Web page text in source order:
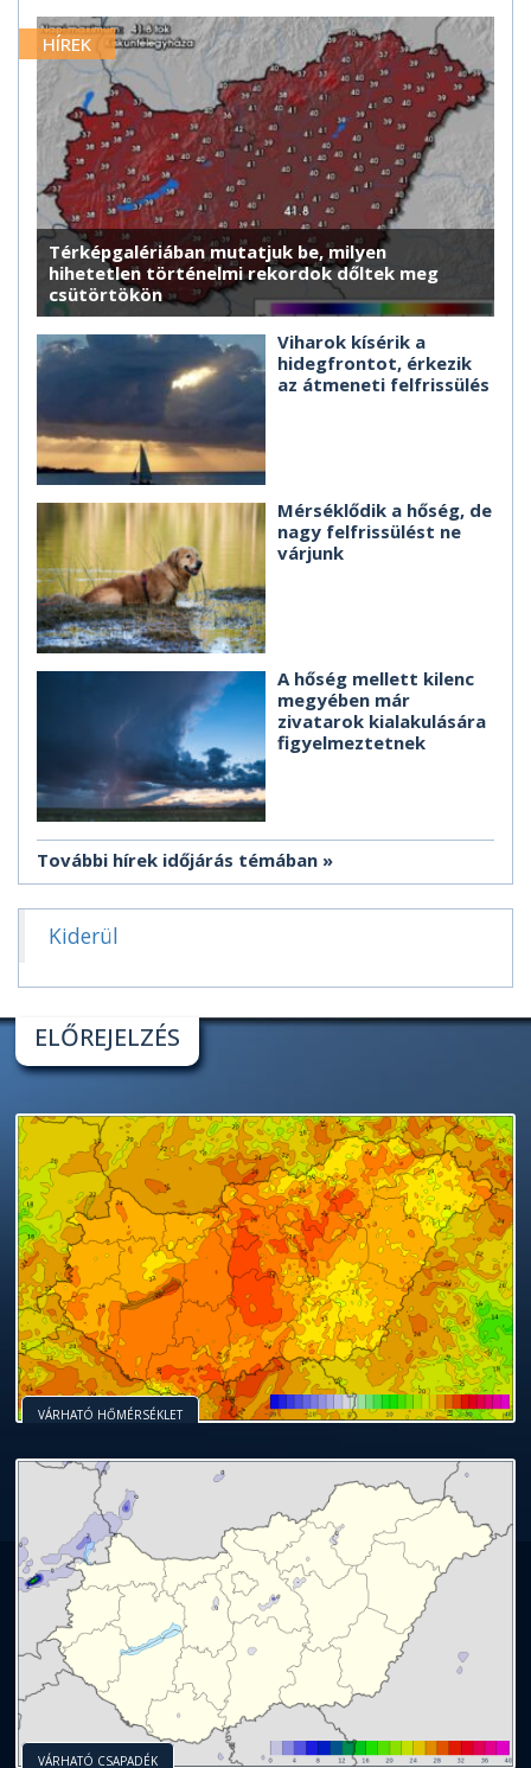
HÍREK
Térképgalériában mutatjuk be, milyen
hihetetlen történelmi rekordok dőltek meg
csütörtökön
Viharok kísérik a
hidegfrontot, érkezik
az átmeneti felfrissülés
Mérséklődik a hőség, de
nagy felfrissülést ne
várjunk
A hőség mellett kilenc
megyében már
zivatarok kialakulására
figyelmeztetnek
További hírek időjárás témában
Kiderül
ELŐREJELZÉS
VÁRHATÓ HŐMÉRSÉKLET
VÁRHATÓ CSAPADÉK